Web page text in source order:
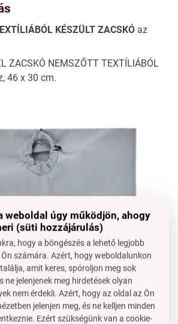
KÉSZÜLT ZACSKÓ az
ZACSKÓ NEMSZŐTT TEXTÍLIÁBÓL
46 x 30 cm.
weboldal úgy működjön, ahogy
(süti hozzájárulás)
hogy a böngészés a lehető legjobb
számára. Azért, hogy weboldalunkon
amit keres, spóroljon meg sok
ne jelenjenek meg hirdetések olyan
nem érdekli. Azért, hogy az oldal az Ön
jelenjen meg, és ne kelljen minden
Ezért szükségünk van a cookie-